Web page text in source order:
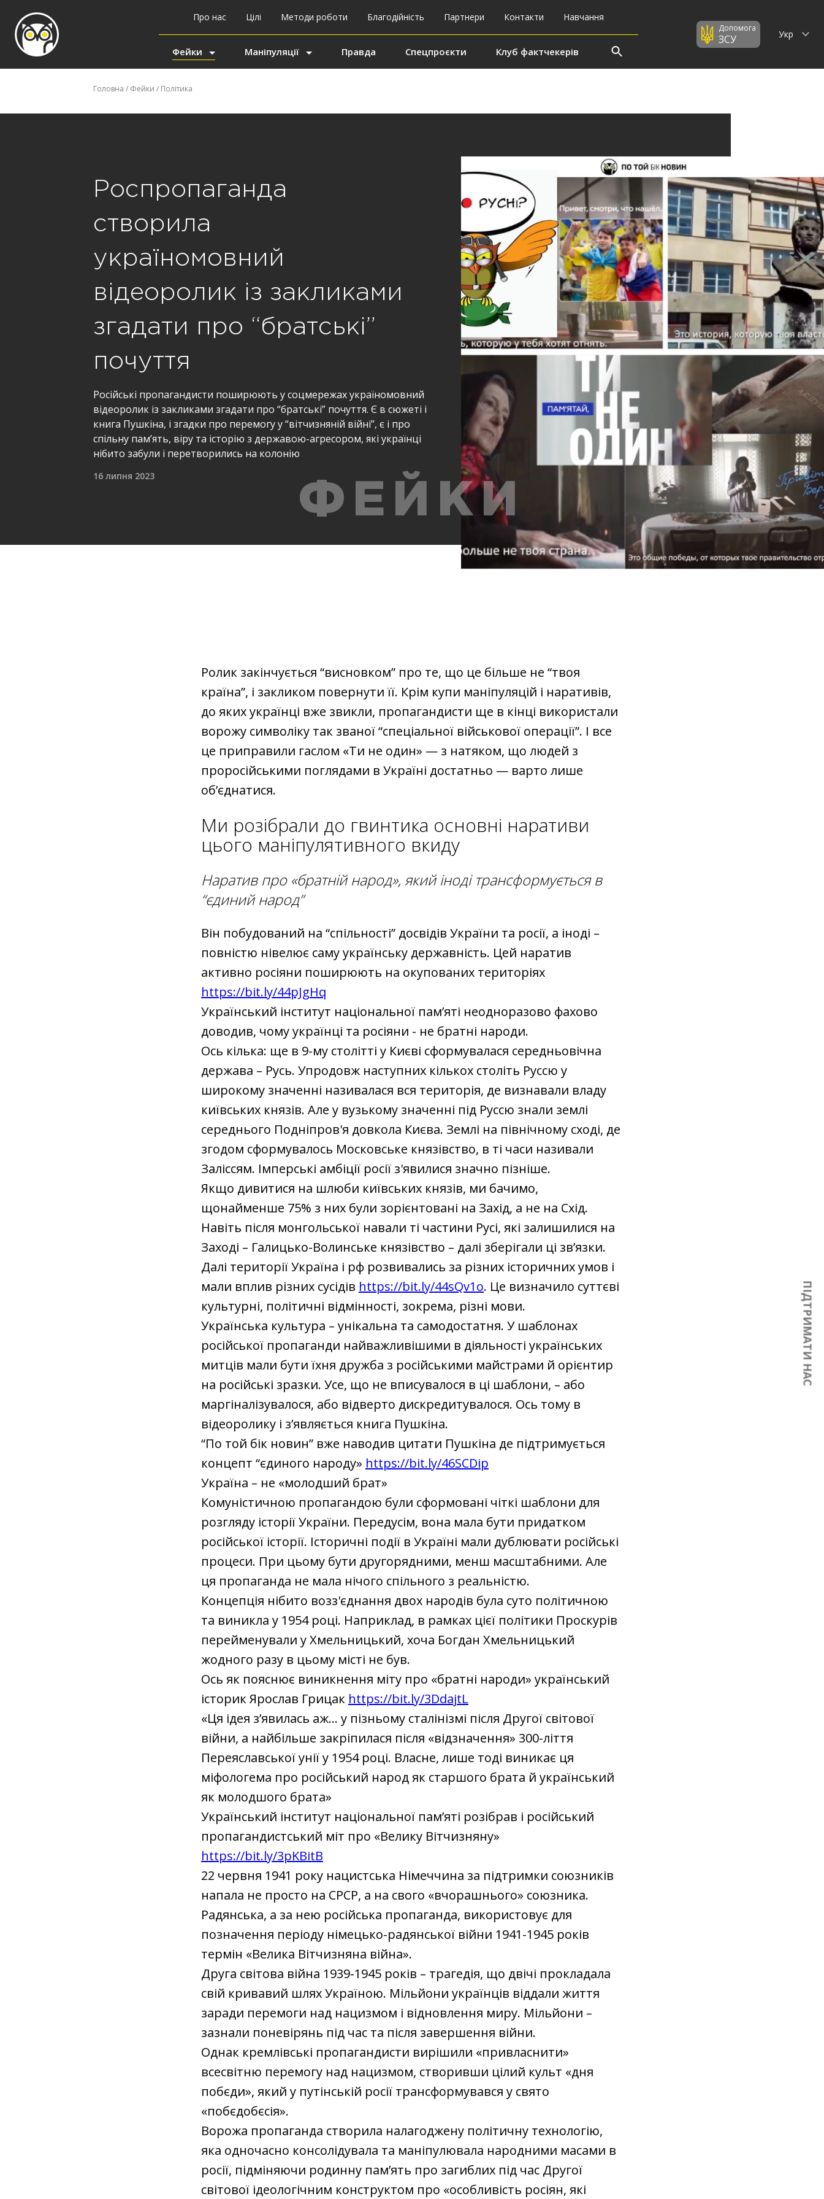
ПІДТРИМАТИ НАС
Про нас Цілі Методи роботи Благодійність Партнери Контакти Навчання
Фейки Маніпуляції Правда Спецпроєкти Клуб фактчекерів
Допомога
ЗСУ Укр
Головна / Фейки / Політика
Роспропаганда
створила
україномовний
відеоролик із закликами
згадати про “братські”
почуття
Російські пропагандисти поширюють у соцмережах україномовний
відеоролик із закликами згадати про “братські” почуття. Є в сюжеті і
книга Пушкіна, і згадки про перемогу у “вітчизняній війні”, є і про
спільну пам’ять, віру та історію з державою-агресором, які українці
нібито забули і перетворились на колонію
16 липня 2023
ФЕЙКИ
Ролик закінчується “висновком” про те, що це більше не “твоя
країна”, і закликом повернути її. Крім купи маніпуляцій і наративів,
до яких українці вже звикли, пропагандисти ще в кінці використали
ворожу символіку так званої “спеціальної військової операції”. І все
це приправили гаслом «Ти не один» — з натяком, що людей з
проросійськими поглядами в Україні достатньо — варто лише
об’єднатися.
Ми розібрали до гвинтика основні наративи
цього маніпулятивного вкиду
Наратив про «братній народ», який іноді трансформується в
“єдиний народ”
Він побудований на “спільності” досвідів України та росії, а іноді –
повністю нівелює саму українську державність. Цей наратив
активно росіяни поширюють на окупованих територіях
https://bit.ly/44pJgHq
Український інститут національної пам’яті неодноразово фахово
доводив, чому українці та росіяни - не братні народи.
Ось кілька: ще в 9-му столітті у Києві сформувалася середньовічна
держава – Русь. Упродовж наступних кількох століть Руссю у
широкому значенні називалася вся територія, де визнавали владу
київських князів. Але у вузькому значенні під Руссю знали землі
середнього Подніпров'я довкола Києва. Землі на північному сході, де
згодом сформувалось Московське князівство, в ті часи називали
Заліссям. Імперські амбіції росії з'явилися значно пізніше.
Якщо дивитися на шлюби київських князів, ми бачимо,
щонайменше 75% з них були зорієнтовані на Захід, а не на Схід.
Навіть після монгольської навали ті частини Русі, які залишилися на
Заході – Галицько-Волинське князівство – далі зберігали ці зв’язки.
Далі території Україна і рф розвивались за різних історичних умов і
мали вплив різних сусідів https://bit.ly/44sQv1o. Це визначило суттєві
культурні, політичні відмінності, зокрема, різні мови.
Українська культура – унікальна та самодостатня. У шаблонах
російської пропаганди найважливішими в діяльності українських
митців мали бути їхня дружба з російськими майстрами й орієнтир
на російські зразки. Усе, що не вписувалося в ці шаблони, – або
маргіналізувалося, або відверто дискредитувалося. Ось тому в
відеоролику і з’являється книга Пушкіна.
“По той бік новин” вже наводив цитати Пушкіна де підтримується
концепт “єдиного народу» https://bit.ly/46SCDip
Україна – не «молодший брат»
Комуністичною пропагандою були сформовані чіткі шаблони для
розгляду історії України. Передусім, вона мала бути придатком
російської історії. Історичні події в Україні мали дублювати російські
процеси. При цьому бути другорядними, менш масштабними. Але
ця пропаганда не мала нічого спільного з реальністю.
Концепція нібито возз'єднання двох народів була суто політичною
та виникла у 1954 році. Наприклад, в рамках цієї політики Проскурів
перейменували у Хмельницький, хоча Богдан Хмельницький
жодного разу в цьому місті не був.
Ось як пояснює виникнення міту про «братні народи» український
історик Ярослав Грицак https://bit.ly/3DdajtL
«Ця ідея з’явилась аж… у пізньому сталінізмі після Другої світової
війни, а найбільше закріпилася після «відзначення» 300-ліття
Переяславської унії у 1954 році. Власне, лише тоді виникає ця
міфологема про російський народ як старшого брата й український
як молодшого брата»
Український інститут національної пам’яті розібрав і російський
пропагандистський міт про «Велику Вітчизняну»
https://bit.ly/3pKBitB
22 червня 1941 року нацистська Німеччина за підтримки союзників
напала не просто на СРСР, а на свого «вчорашнього» союзника.
Радянська, а за нею російська пропаганда, використовує для
позначення періоду німецько-радянської війни 1941-1945 років
термін «Велика Вітчизняна війна».
Друга світова війна 1939-1945 років – трагедія, що двічі прокладала
свій кривавий шлях Україною. Мільйони українців віддали життя
заради перемоги над нацизмом і відновлення миру. Мільйони –
зазнали поневірянь під час та після завершення війни.
Однак кремлівські пропагандисти вирішили «привласнити»
всесвітню перемогу над нацизмом, створивши цілий культ «дня
побєди», який у путінській росії трансформувався у свято
«побєдобєсія».
Ворожа пропаганда створила налагоджену політичну технологію,
яка одночасно консолідувала та маніпулювала народними масами в
росії, підміняючи родинну пам’ять про загиблих під час Другої
світової ідеологічним конструктом про «особливість росіян, які